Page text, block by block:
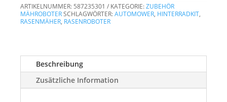
ARTIKELNUMMER: 587235301 KATEGORIE:ZUBEHÖR
MÄHROBOTERSCHLAGWÖRTER:AUTOMOWER, HINTERRADKIT,
RASENMÄHER, RASENROBOTER
Beschreibung
Zusätzliche Information